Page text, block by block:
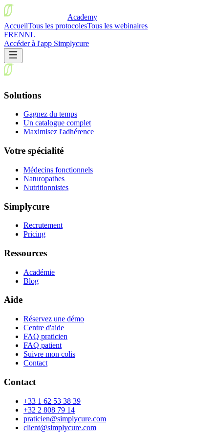
Academy
AccueilTous les protocolesTous les webinaires
FRENNL
Accéder à l'app Simplycure
Solutions
Gagnez du temps
Un catalogue complet
Maximisez l'adhérence
Votre spécialité
Médecins fonctionnels
Naturopathes
Nutritionnistes
Simplycure
Recrutement
Pricing
Ressources
Académie
Blog
Aide
Réservez une démo
Centre d'aide
FAQ praticien
FAQ patient
Suivre mon colis
Contact
Contact
+33 1 62 53 38 39
+32 2 808 79 14
praticien@simplycure.com
client@simplycure.com